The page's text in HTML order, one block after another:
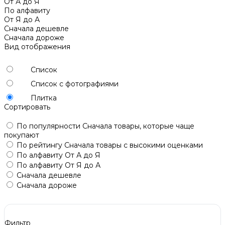
По алфавиту
От Я до А
Сначала дешевле
Сначала дороже
Вид отображения
Список
Список с фотографиями
Плитка
Сортировать
По популярности Сначала товары, которые чаще
покупают
По рейтингу Сначала товары с высокими оценками
По алфавиту От А до Я
По алфавиту От Я до А
Сначала дешевле
Сначала дороже
Фильтр